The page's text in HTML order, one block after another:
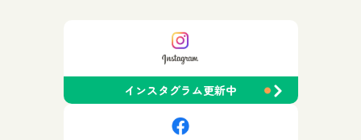
インスタグラム更新中